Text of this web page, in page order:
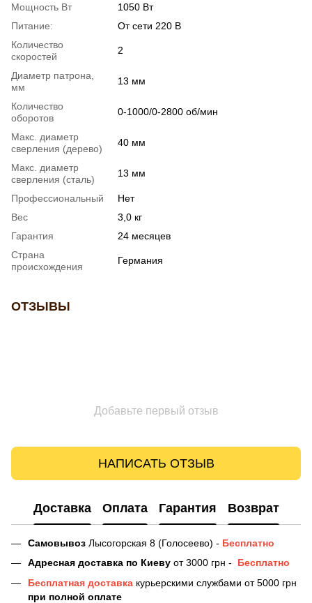
Мощность Вт
1050 Вт
Питание:
От сети 220 В
Количество
скоростей
2
Диаметр патрона,
мм
13 мм
Количество
оборотов
0-1000/0-2800 об/мин
Макс. диаметр
сверления (дерево)
40 мм
Макс. диаметр
сверления (сталь)
13 мм
Профессиональный
Нет
Вес
3,0 кг
Гарантия
24 месяцев
Страна
происхождения
Германия
ОТЗЫВЫ
Добавьте первый отзыв
НАПИСАТЬ ОТЗЫВ
Доставка Оплата Гарантия Возврат
Самовывоз Лысогорская 8 (Голосеево) - Бесплатно
Адресная доставка по Киеву от 3000 грн -
Бесплатно
Бесплатная доставка курьерскими службами от 5000 грн
при полной оплате